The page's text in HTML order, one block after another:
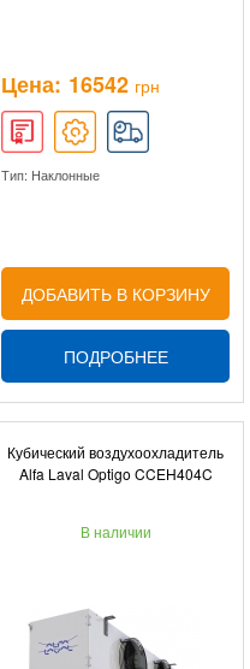
Цена: 16542 грн
Тип: Наклонные
ДОБАВИТЬ В КОРЗИНУ
ПОДРОБНЕЕ
Кубический воздухоохладитель
Alfa Laval Optigo CCEH404C
В наличии